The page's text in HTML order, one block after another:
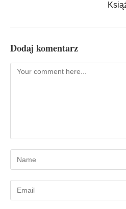
Dodaj komentarz